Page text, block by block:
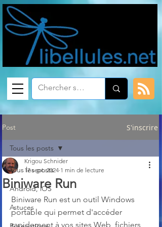
Post S'inscrire
Tous les posts
Android, iOS
Astuces
Tous les posts
Biniware Run
Krigou Schnider
17 sept. 2024 1 min de lecture
Biniware Run est un outil Windows
portable qui permet d'accéder
rapidement à vos sites Web, fichiers